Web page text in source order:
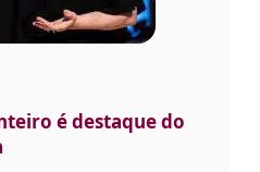
é destaque do